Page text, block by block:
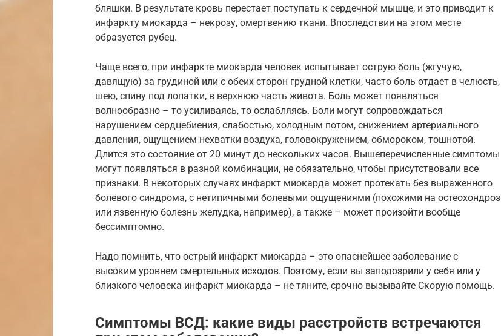
бляшки. В результате кровь перестает поступать к сердечной мышце, и это приводит к
инфаркту миокарда – некрозу, омертвению ткани. Впоследствии на этом месте
образуется рубец.
Чаще всего, при инфаркте миокарда человек испытывает острую боль (жгучую,
давящую) за грудиной или с обеих сторон грудной клетки, часто боль отдает в челюсть,
шею, спину под лопатки, в верхнюю часть живота. Боль может появляться
волнообразно – то усиливаясь, то ослабляясь. Боли могут сопровождаться
нарушением сердцебиения, слабостью, холодным потом, снижением артериального
давления, ощущением нехватки воздуха, головокружением, обмороком, тошнотой.
Длится это состояние от 20 минут до нескольких часов. Вышеперечисленные симптомы
могут появляться в разной комбинации, не обязательно, чтобы присутствовали все
признаки. В некоторых случаях инфаркт миокарда может протекать без выраженного
болевого синдрома, с нетипичными болевыми ощущениями (похожими на остеохондроз
или язвенную болезнь желудка, например), а также – может произойти вообще
бессимптомно.
Надо помнить, что острый инфаркт миокарда – это опаснейшее заболевание с
высоким уровнем смертельных исходов. Поэтому, если вы заподозрили у себя или у
близкого человека инфаркт миокарда – не тяните, срочно вызывайте Скорую помощь.
Симптомы ВСД: какие виды расстройств встречаются